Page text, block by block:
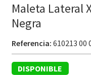
Maleta Lateral
Negra
Referencia: 610213 00
DISPONIBLE